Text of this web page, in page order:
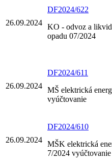
26.09.2024
DF2024/622
KO - odvoz a
opadu 07/2024
26.09.2024
DF2024/611
MŠ elektrická
vyúčtovanie
26.09.2024
DF2024/610
MŠK elektrická
7/2024 vyúčtovanie